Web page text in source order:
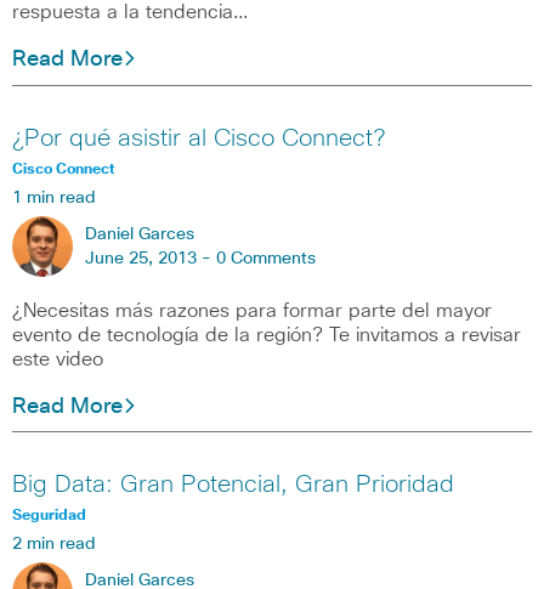
respuesta a la tendencia…
Read More
¿Por qué asistir al Cisco Connect?
Cisco Connect
1 min read
Daniel Garces
June 25, 2013 - 0 Comments
¿Necesitas más razones para formar parte del mayor
evento de tecnología de la región? Te invitamos a revisar
este video
Read More
Big Data: Gran Potencial, Gran Prioridad
Seguridad
2 min read
Daniel Garces